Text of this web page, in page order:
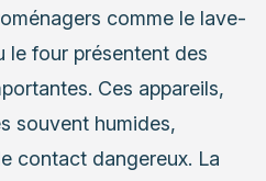
comme le lave-
le four présentent des
Ces appareils,
souvent humides,
contact dangereux. La